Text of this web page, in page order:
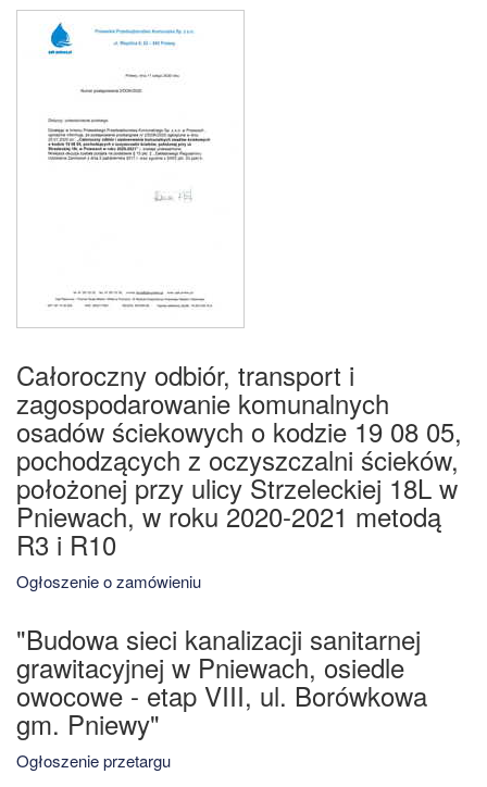
Całoroczny odbiór, transport i
zagospodarowanie komunalnych
osadów ściekowych o kodzie 19 08 05,
pochodzących z oczyszczalni ścieków,
położonej przy ulicy Strzeleckiej 18L w
Pniewach, w roku 2020-2021 metodą
R3 i R10
Ogłoszenie o zamówieniu
"Budowa sieci kanalizacji sanitarnej
grawitacyjnej w Pniewach, osiedle
owocowe - etap VIII, ul. Borówkowa
gm. Pniewy"
Ogłoszenie przetargu